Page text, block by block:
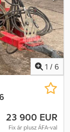
1 / 6
23 900 EUR
Fix ár plusz ÁFA-val